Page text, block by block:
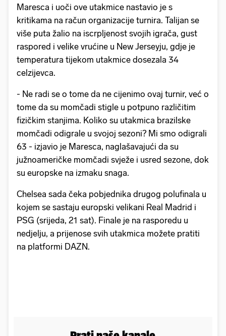
Maresca i uoči ove utakmice nastavio je s
kritikama na račun organizacije turnira. Talijan se
više puta žalio na iscrpljenost svojih igrača, gust
raspored i velike vrućine u New Jerseyju, gdje je
temperatura tijekom utakmice dosezala 34
celzijevca.
- Ne radi se o tome da ne cijenimo ovaj turnir, već o
tome da su momčadi stigle u potpuno različitim
fizičkim stanjima. Koliko su utakmica brazilske
momčadi odigrale u svojoj sezoni? Mi smo odigrali
63 - izjavio je Maresca, naglašavajući da su
južnoameričke momčadi svježe i usred sezone, dok
su europske na izmaku snaga.
Chelsea sada čeka pobjednika drugog polufinala u
kojem se sastaju europski velikani Real Madrid i
PSG (srijeda, 21 sat). Finale je na rasporedu u
nedjelju, a prijenose svih utakmica možete pratiti
na platformi DAZN.